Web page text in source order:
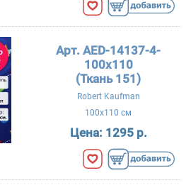
Арт. AED-14137-4-
100x110
(Ткань 151)
Robert Kaufman
100x110 см
Цена: 1295 р.